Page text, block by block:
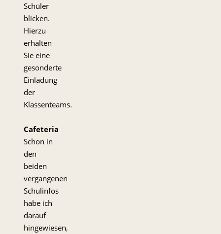
Schüler
blicken.
Hierzu
erhalten
Sie eine
gesonderte
Einladung
der
Klassenteams.
Cafeteria
Schon in
den
beiden
vergangenen
Schulinfos
habe ich
darauf
hingewiesen,